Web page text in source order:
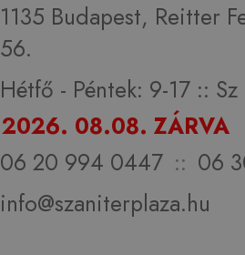
1135 Budapest, Reitter
56.
Hétfő - Péntek: 9-17 :: Sz
2026. 08.08. ZÁRVA
06 20 994 0447 :: 06
info@szaniterplaza.hu